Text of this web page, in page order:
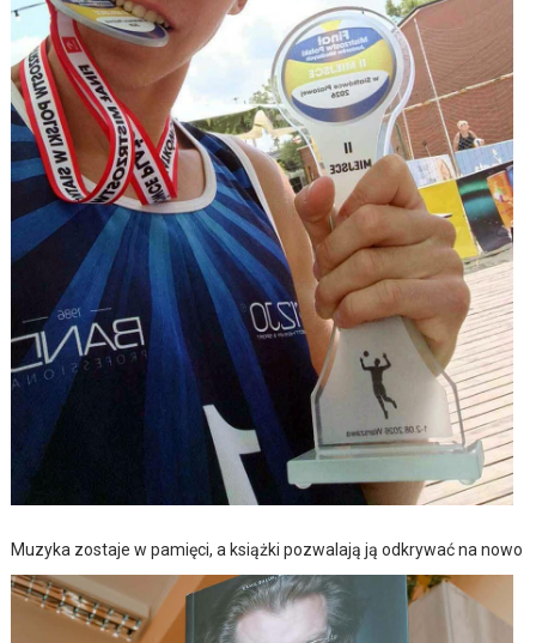
Muzyka zostaje w pamięci, a książki pozwalają ją odkrywać na nowo